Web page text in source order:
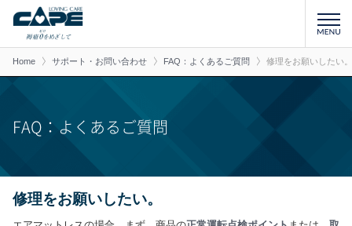
Home サポート・お問い合わせ FAQ：よくあるご質問 修理をお願いしたい。
FAQ：よくあるご質問
修理をお願いしたい。